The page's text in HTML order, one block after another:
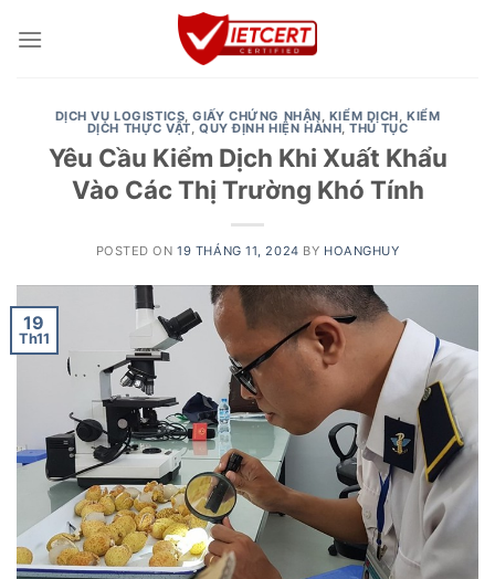
DỊCH VỤ LOGISTICS,GIẤY CHỨNG NHẬN, KIỂM DỊCH,KIỂM
DỊCH THỰC VẬT,QUY ĐỊNH HIỆN HÀNH,THỦ TỤC
Yêu Cầu Kiểm Dịch Khi Xuất Khẩu
Vào Các Thị Trường Khó Tính
POSTED ON19 THÁNG 11, 2024 BY HOANGHUY
19
Th11